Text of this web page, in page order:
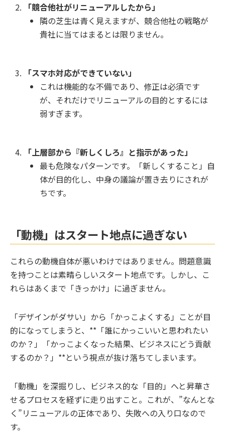
「競合他社がリニューアルしたから」
隣の芝生は青く見えますが、競合他社の戦略が
貴社に当てはまるとは限りません。
「スマホ対応ができていない」
これは機能的な不備であり、修正は必須です
が、それだけでリニューアルの目的とするには
弱すぎます。
「上層部から『新しくしろ』と指示があった」
最も危険なパターンです。「新しくすること」自
体が目的化し、中身の議論が置き去りにされが
ちです。
「動機」はスタート地点に過ぎない
これらの動機自体が悪いわけではありません。問題意識
を持つことは素晴らしいスタート地点です。しかし、こ
れらはあくまで「きっかけ」に過ぎません。
「デザインがダサい」から「かっこよくする」ことが目
的になってしまうと、**「誰にかっこいいと思われたい
のか？」「かっこよくなった結果、ビジネスにどう貢献
するのか？」**という視点が抜け落ちてしまいます。
「動機」を深掘りし、ビジネス的な「目的」へと昇華さ
せるプロセスを経ずに走り出すこと。これが、”なんとな
く”リニューアルの正体であり、失敗への入り口なので
す。